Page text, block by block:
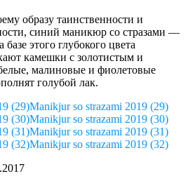
образу таинственности и
синий маникюр со стразами —
этого глубокого цвета
камешки с золотистым и
малиновые и фиолетовые
голубой лак.
Manikjur so strazami 2019 (29)
Manikjur so strazami 2019 (30)
Manikjur so strazami 2019 (31)
Manikjur so strazami 2019 (32)